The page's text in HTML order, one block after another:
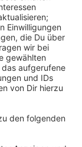
Verdi-
den
auch jetzt
und CDU